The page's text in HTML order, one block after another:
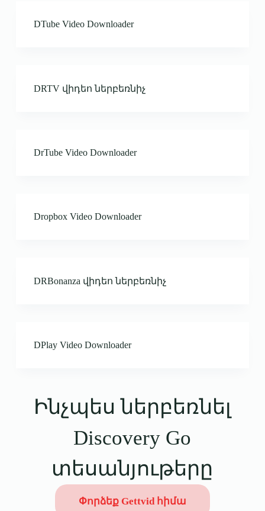
DTube Video Downloader
DRTV վիդեո ներբեռնիչ
DrTube Video Downloader
Dropbox Video Downloader
DRBonanza վիդեո ներբեռնիչ
DPlay Video Downloader
Ինչպես ներբեռնել
Discovery Go
տեսանյութերը
Փորձեք Gettvid հիմա